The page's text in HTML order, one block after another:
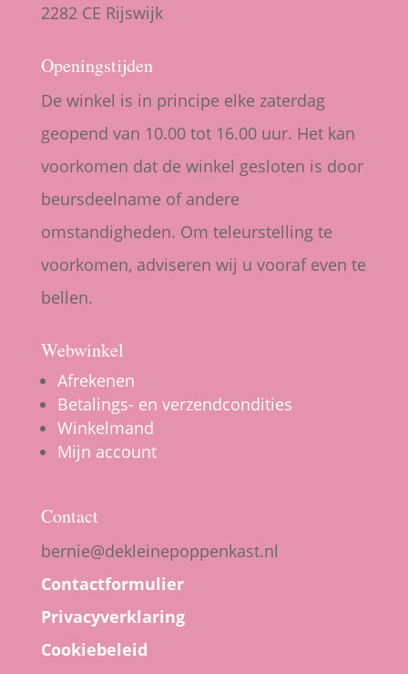
2282 CE Rijswijk
Openingstijden
De winkel is in principe elke zaterdag
geopend van 10.00 tot 16.00 uur. Het kan
voorkomen dat de winkel gesloten is door
beursdeelname of andere
omstandigheden. Om teleurstelling te
voorkomen, adviseren wij u vooraf even te
bellen.
Webwinkel
Afrekenen
Betalings- en verzendcondities
Winkelmand
Mijn account
Contact
bernie@dekleinepoppenkast.nl
Contactformulier
Privacyverklaring
Cookiebeleid